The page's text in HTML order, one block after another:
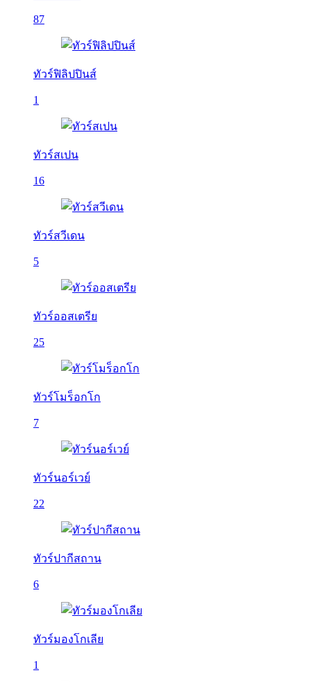
87
ทัวร์ฟิลิปปินส์
1
ทัวร์สเปน
16
ทัวร์สวีเดน
5
ทัวร์ออสเตรีย
25
ทัวร์โมร็อกโก
7
ทัวร์นอร์เวย์
22
ทัวร์ปากีสถาน
6
ทัวร์มองโกเลีย
1